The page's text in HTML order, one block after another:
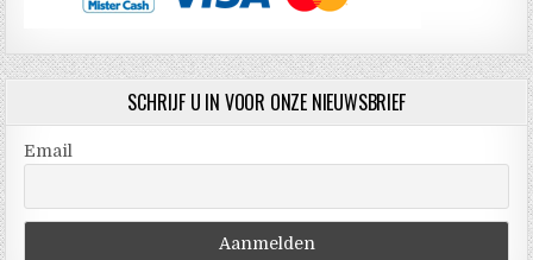
SCHRIJF U IN VOOR ONZE NIEUWSBRIEF
Email